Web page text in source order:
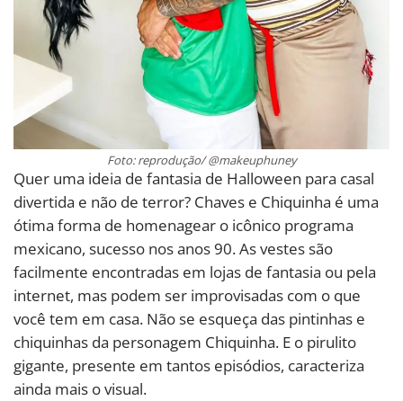
Foto: reprodução/ @makeuphuney
Quer uma ideia de fantasia de Halloween para casal
divertida e não de terror? Chaves e Chiquinha é uma
ótima forma de homenagear o icônico programa
mexicano, sucesso nos anos 90. As vestes são
facilmente encontradas em lojas de fantasia ou pela
internet, mas podem ser improvisadas com o que
você tem em casa. Não se esqueça das pintinhas e
chiquinhas da personagem Chiquinha. E o pirulito
gigante, presente em tantos episódios, caracteriza
ainda mais o visual.